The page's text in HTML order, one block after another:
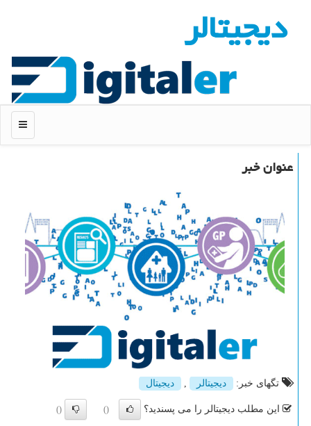
دیجیتالر
منو
عنوان خبر
تگهای خبر: دیجیتالر دیجیتال
این مطلب دیجیتالر را می پسندید؟ ()
()